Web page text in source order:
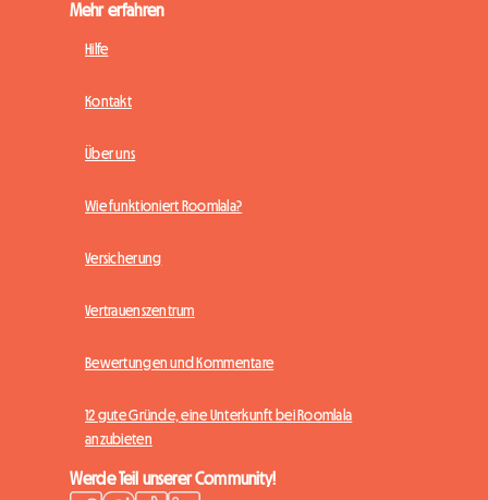
Mehr erfahren
Hilfe
Kontakt
Über uns
Wie funktioniert Roomlala?
Versicherung
Vertrauenszentrum
Bewertungen und Kommentare
12 gute Gründe, eine Unterkunft bei Roomlala
anzubieten
Werde Teil unserer Community!